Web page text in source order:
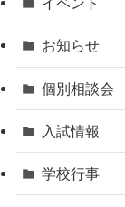
お知らせ
個別相談会
入試情報
学校行事